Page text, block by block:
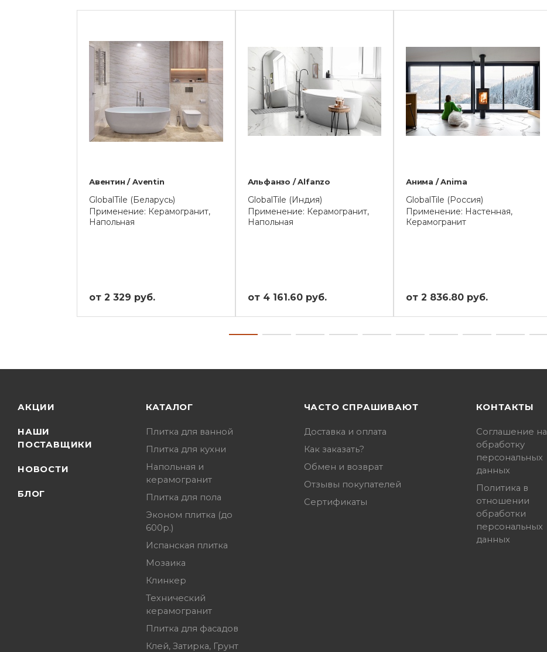
Авентин / Aventin
GlobalTile (Беларусь)
Применение: Керамогранит,
Напольная
от 2 329 руб.
Альфанзо / Alfanzo
GlobalTile (Индия)
Применение: Керамогранит,
Напольная
от 4 161.60 руб.
Анима / Anima
GlobalTile (Россия)
Применение: Настенная,
Керамогранит
от 2 836.80 руб.
АКЦИИ
НАШИ
ПОСТАВЩИКИ
НОВОСТИ
БЛОГ
КАТАЛОГ
Плитка для ванной
Плитка для кухни
Напольная и
керамогранит
Плитка для пола
Эконом плитка (до
600р.)
Испанская плитка
Мозаика
Клинкер
Технический
керамогранит
Плитка для фасадов
Клей, Затирка, Грунт
ЧАСТО СПРАШИВАЮТ
Доставка и оплата
Как заказать?
Обмен и возврат
Отзывы покупателей
Сертификаты
КОНТАКТЫ
Соглашение на
обработку
персональных
данных
Политика в
отношении
обработки
персональных
данных